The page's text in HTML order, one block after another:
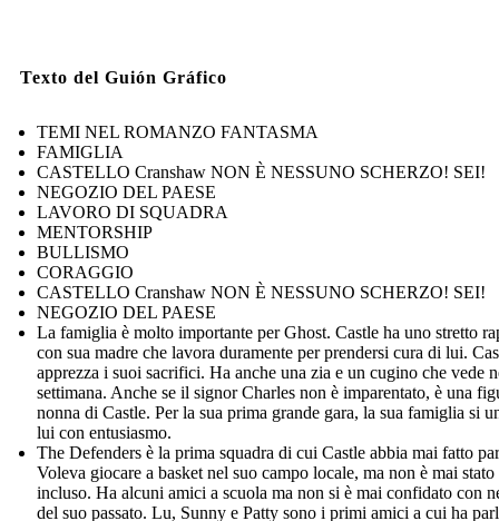
Texto del Guión Gráfico
TEMI NEL ROMANZO FANTASMA
FAMIGLIA
CASTELLO Cranshaw NON È NESSUNO SCHERZO! SEI!
NEGOZIO DEL PAESE
LAVORO DI SQUADRA
MENTORSHIP
BULLISMO
CORAGGIO
CASTELLO Cranshaw NON È NESSUNO SCHERZO! SEI!
NEGOZIO DEL PAESE
La famiglia è molto importante per Ghost. Castle ha uno stretto
con sua madre che lavora duramente per prendersi cura di lui.
apprezza i suoi sacrifici. Ha anche una zia e un cugino che vede
settimana. Anche se il signor Charles non è imparentato, è una
nonna di Castle. Per la sua prima grande gara, la sua famiglia si
lui con entusiasmo.
The Defenders è la prima squadra di cui Castle abbia mai fatto
Voleva giocare a basket nel suo campo locale, ma non è mai stato
incluso. Ha alcuni amici a scuola ma non si è mai confidato con
del suo passato. Lu, Sunny e Patty sono i primi amici a cui ha